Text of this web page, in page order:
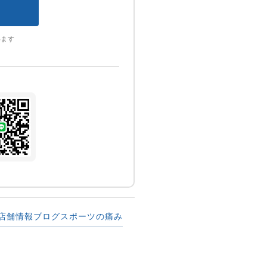
す
舗情報ブログスポーツの痛み